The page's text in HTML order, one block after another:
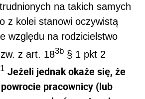
na takich samych
z kolei stanowi oczywistą
względu na rodzicielstwo
z art. 183b § 1 pkt 2
1 Jeżeli jednak okaże się, że
pracownicy (lub